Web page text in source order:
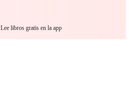
Lee libros gratis en la app